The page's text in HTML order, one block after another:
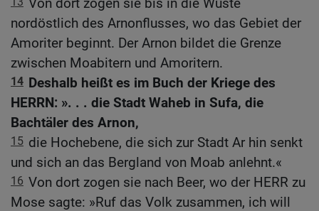
nordöstlich des Arnonflusses, wo das Gebiet der
Amoriter beginnt. Der Arnon bildet die Grenze
zwischen Moabitern und Amoritern.
14 Deshalb heißt es im Buch der Kriege des
HERRN: ». . . die Stadt Waheb in Sufa, die
Bachtäler des Arnon,
15 die Hochebene, die sich zur Stadt Ar hin senkt
und sich an das Bergland von Moab anlehnt.«
16 Von dort zogen sie nach Beer, wo der HERR zu
Mose sagte: »Ruf das Volk zusammen, ich will